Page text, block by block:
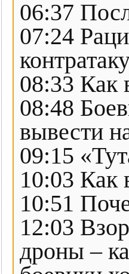
06:37
07:24
08:33 Как
08:48
вывести
09:15
10:03 Как
10:51
12:03
дроны –